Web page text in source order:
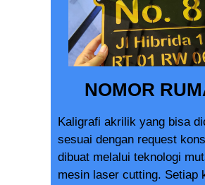
NOMOR
Kaligrafi akrilik yang bisa
sesuai dengan request
dibuat melalui teknologi
mesin laser cutting. Setiap